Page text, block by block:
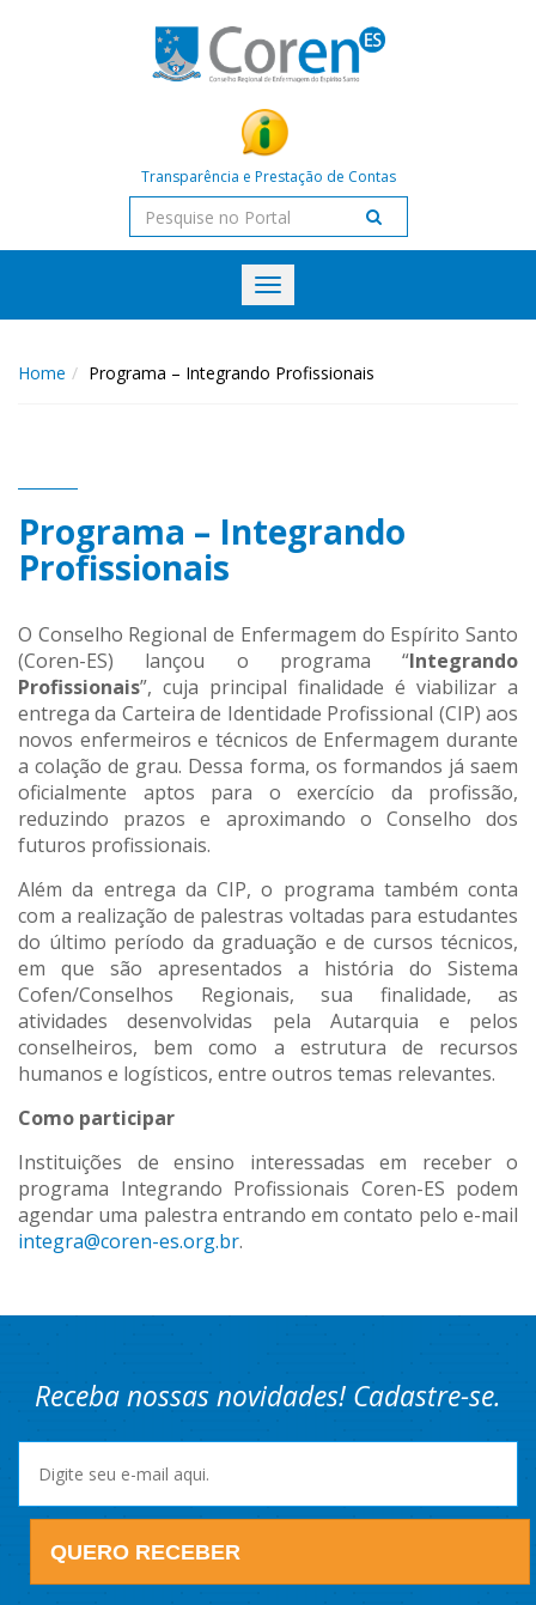
Transparência e Prestação de Contas
Toggle
navigation
Home Programa – Integrando Profissionais
Programa – Integrando
Profissionais
O Conselho Regional de Enfermagem do Espírito Santo
(Coren-ES) lançou o programa “Integrando
Profissionais”, cuja principal finalidade é viabilizar a
entrega da Carteira de Identidade Profissional (CIP) aos
novos enfermeiros e técnicos de Enfermagem durante
a colação de grau. Dessa forma, os formandos já saem
oficialmente aptos para o exercício da profissão,
reduzindo prazos e aproximando o Conselho dos
futuros profissionais.
Além da entrega da CIP, o programa também conta
com a realização de palestras voltadas para estudantes
do último período da graduação e de cursos técnicos,
em que são apresentados a história do Sistema
Cofen/Conselhos Regionais, sua finalidade, as
atividades desenvolvidas pela Autarquia e pelos
conselheiros, bem como a estrutura de recursos
humanos e logísticos, entre outros temas relevantes.
Como participar
Instituições de ensino interessadas em receber o
programa Integrando Profissionais Coren-ES podem
agendar uma palestra entrando em contato pelo e-mail
integra@coren-es.org.br.
Receba nossas novidades! Cadastre-se.
QUERO RECEBER